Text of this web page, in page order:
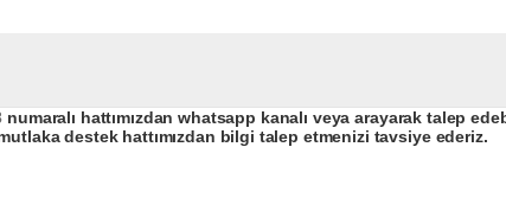
numaralı hattımızdan whatsapp kanalı veya arayarak talep
destek hattımızdan bilgi talep etmenizi tavsiye ederiz.